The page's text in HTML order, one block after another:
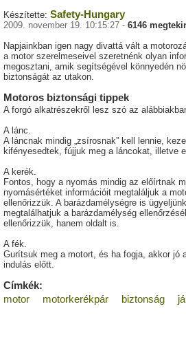
Készítette: Safety-Hungary
2009. november 19. 10:15:27 - 6146
Napjainkban igen nagy divattá vált a
a motor szerelmeseivel szeretnénk olyan
megosztani, amik segítségével könnyedén
biztonságát az utakon.
Motoros biztonsági tippek
A forgó alkatrészekről lesz szó az
A lánc.
A láncnak mindig „zsírosnak” kell lennie,
kifényesedtek, fújjuk meg a láncokat, illetve
A kerék.
Fontos, hogy a nyomás mindig az előírtnak
nyomásértéket információit megtaláljuk a
ellenőrizzük. A barázdamélységre is
megtalálhatjuk a barázdamélység
ellenőrizzük, hanem oldalt is.
A fék.
Gurítsuk meg a motort, és ha fogja, akkor jó
indulás előtt.
Címkék:
motor
motorkerékpár biztonság